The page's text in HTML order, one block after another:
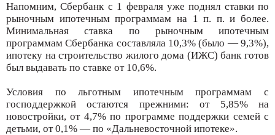
Напомним, Сбербанк с 1 февраля уже поднял ставки по
рыночным ипотечным программам на 1 п. п. и более.
Минимальная ставка по рыночным ипотечным
программам Сбербанка составляла 10,3% (было — 9,3%),
ипотеку на строительство жилого дома (ИЖС) банк готов
был выдавать по ставке от 10,6%.
Условия по льготным ипотечным программам с
господдержкой остаются прежними: от 5,85% на
новостройки, от 4,7% по программе поддержки семей с
детьми, от 0,1% — по «Дальневосточной ипотеке».